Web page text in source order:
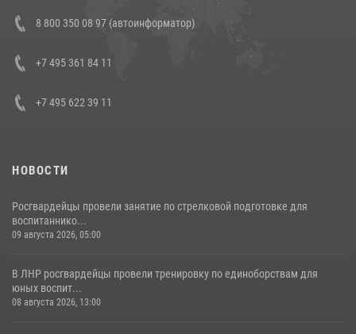
Состоялась рабочая встреча директора Росгвардии Героя России
генерала армии Виктора Золотова с заместителем полномочного
представителя Президента Российской Федерации в Северо-
Кавказском федеральном округе Виталием Кузнецовым
8 800 350 08 97 (автоинформатор)
+7 495 361 84 11
+7 495 622 39 11
НОВОСТИ
Росгвардейцы провели занятие по стрелковой подготовке для
воспитаннико...
09 августа 2026, 05:00
В ЛНР росгвардейцы провели тренировку по единоборствам для
юных воспит...
08 августа 2026, 13:00